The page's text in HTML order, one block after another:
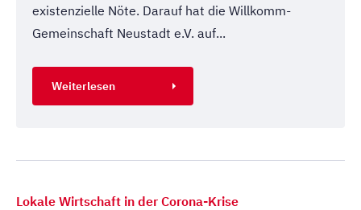
existenzielle Nöte. Darauf hat die Willkomm-
Gemeinschaft Neustadt e.V. auf...
Weiterlesen
Lokale Wirtschaft in der Corona-Krise